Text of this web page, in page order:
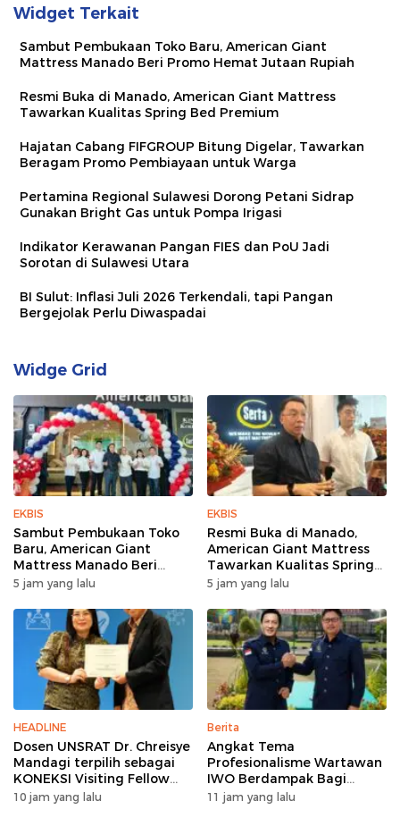
Widget Terkait
Sambut Pembukaan Toko Baru, American Giant
Mattress Manado Beri Promo Hemat Jutaan Rupiah
Resmi Buka di Manado, American Giant Mattress
Tawarkan Kualitas Spring Bed Premium
Hajatan Cabang FIFGROUP Bitung Digelar, Tawarkan
Beragam Promo Pembiayaan untuk Warga
Pertamina Regional Sulawesi Dorong Petani Sidrap
Gunakan Bright Gas untuk Pompa Irigasi
Indikator Kerawanan Pangan FIES dan PoU Jadi
Sorotan di Sulawesi Utara
BI Sulut: Inflasi Juli 2026 Terkendali, tapi Pangan
Bergejolak Perlu Diwaspadai
Widge Grid
EKBIS
Sambut Pembukaan Toko
Baru, American Giant
Mattress Manado Beri
Promo Hemat Jutaan
5 jam yang lalu
EKBIS
Resmi Buka di Manado,
American Giant Mattress
Tawarkan Kualitas Spring
Bed Premium
5 jam yang lalu
HEADLINE
Dosen UNSRAT Dr. Chreisye
Mandagi terpilih sebagai
KONEKSI Visiting Fellow
2026 di Australia
10 jam yang lalu
Berita
Angkat Tema
Profesionalisme Wartawan
IWO Berdampak Bagi
Kebaikan Bangsa, Ini
11 jam yang lalu